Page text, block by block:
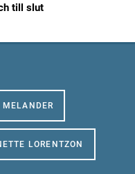
till slut
LORENTZON